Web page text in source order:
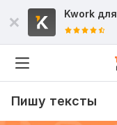
Kwork для
Пишу тексты